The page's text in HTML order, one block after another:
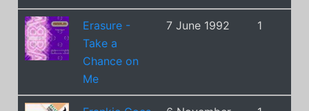
Erasure -
Take a
Chance on
Me
7 June 1992 1